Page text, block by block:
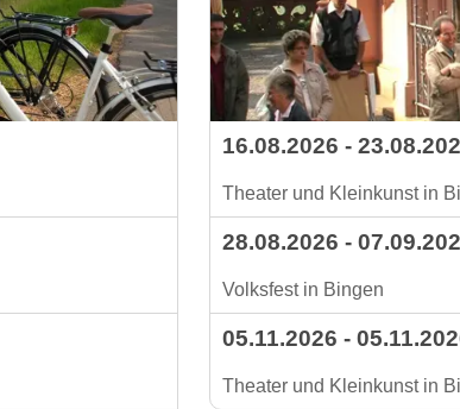
16.08.2026 -
Theater und Kleinkunst in
28.08.2026 -
Volksfest in Bingen
05.11.2026 -
Theater und Kleinkunst in